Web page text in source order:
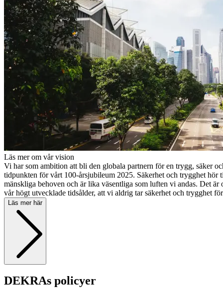
Läs mer om vår vision
Vi har som ambition att bli den globala partnern för en trygg, säker
tidpunkten för vårt 100-årsjubileum 2025. Säkerhet och trygghet hör
mänskliga behoven och är lika väsentliga som luften vi andas. Det
vår högt utvecklade tidsålder, att vi aldrig tar säkerhet och trygghet
Läs mer här
DEKRAs policyer